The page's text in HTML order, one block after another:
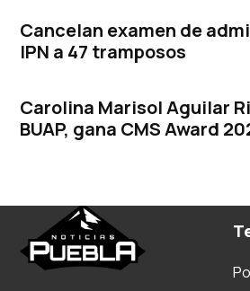
Cancelan examen de
IPN a 47 tramposos
Carolina Marisol Aguilar
BUAP, gana CMS Award